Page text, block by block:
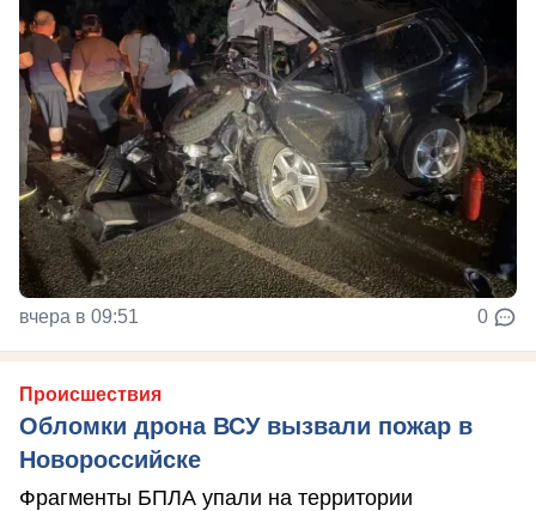
вчера в 09:51 0
Происшествия
Обломки дрона ВСУ вызвали пожар в
Новороссийске
Фрагменты БПЛА упали на территории